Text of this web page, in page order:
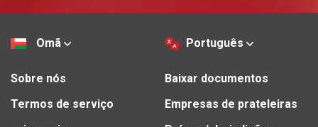
Omã Português
Sobre nós
Termos de serviço
Baixar documentos
Empresas de prateleiras